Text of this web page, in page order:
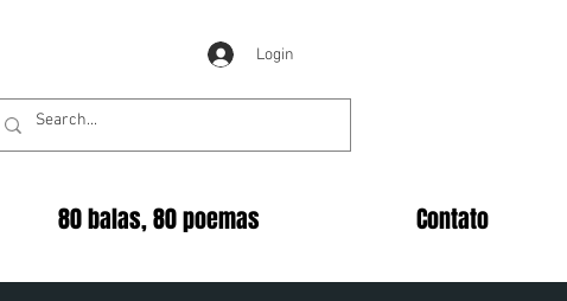
Login
80 balas, 80 poemas Contato